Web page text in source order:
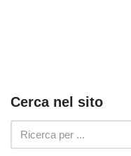
Cerca nel sito